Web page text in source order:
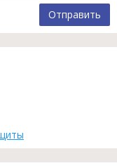
Отправить